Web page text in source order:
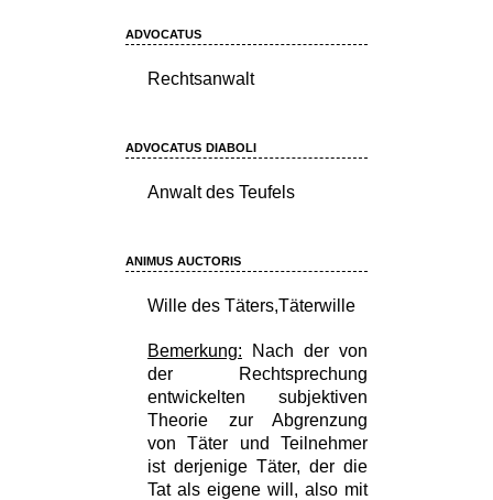
advocatus
Rechtsanwalt
advocatus diaboli
Anwalt des Teufels
animus auctoris
Wille des Täters,Täterwille
Bemerkung: Nach der von
der Rechtsprechung
entwickelten subjektiven
Theorie zur Abgrenzung
von Täter und Teilnehmer
ist derjenige Täter, der die
Tat als eigene will, also mit